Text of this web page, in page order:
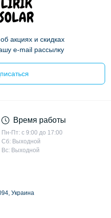
акциях и скидках
e-mail рассылку
Время работы
Пн-Пт: с 9:00 до 17:00
Сб: Выходной
Вс: Выходной
Украина